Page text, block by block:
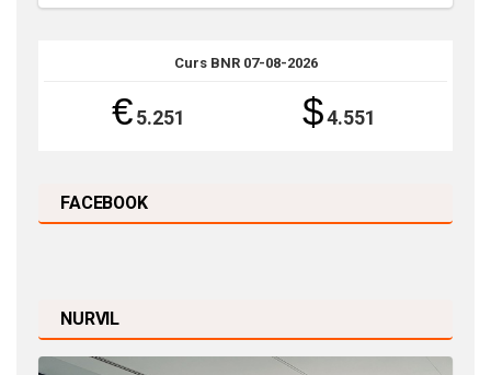
Curs BNR 07-08-2026
€5.251 $4.551
FACEBOOK
NURVIL